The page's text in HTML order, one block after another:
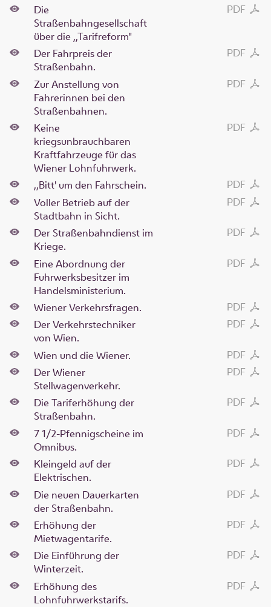
PDF
Die
Straßenbahngesellschaft
über die ,,Tarifreform"
PDF
Der Fahrpreis der
Straßenbahn.
PDF
Zur Anstellung von
Fahrerinnen bei den
Straßenbahnen.
PDF
Keine
kriegsunbrauchbaren
Kraftfahrzeuge für das
Wiener Lohnfuhrwerk.
PDF
,,Bitt' um den Fahrschein.
PDF
Voller Betrieb auf der
Stadtbahn in Sicht.
PDF
Der Straßenbahndienst im
Kriege.
PDF
Eine Abordnung der
Fuhrwerksbesitzer im
Handelsministerium.
PDF
Wiener Verkehrsfragen.
PDF
Der Verkehrstechniker
von Wien.
PDF
Wien und die Wiener.
PDF
Der Wiener
Stellwagenverkehr.
PDF
Die Tariferhöhung der
Straßenbahn.
PDF
7 1/2-Pfennigscheine im
Omnibus.
PDF
Kleingeld auf der
Elektrischen.
PDF
Die neuen Dauerkarten
der Straßenbahn.
PDF
Erhöhung der
Mietwagentarife.
PDF
Die Einführung der
Winterzeit.
PDF
Erhöhung des
Lohnfuhrwerkstarifs.